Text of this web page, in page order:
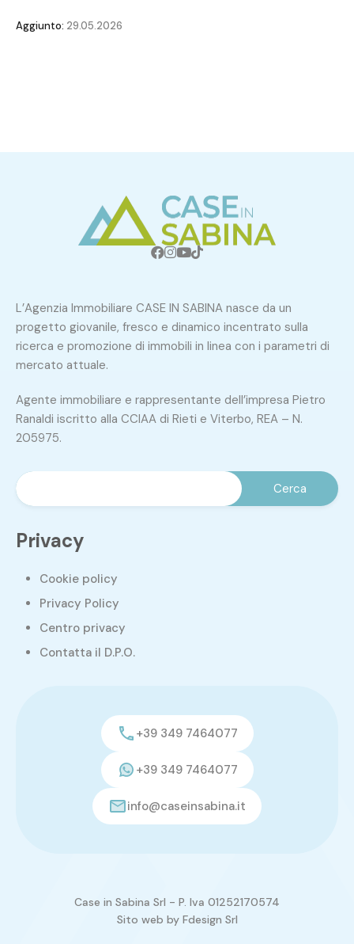
Aggiunto: 29.05.2026
L’Agenzia Immobiliare CASE IN SABINA nasce da un
progetto giovanile, fresco e dinamico incentrato sulla
ricerca e promozione di immobili in linea con i parametri di
mercato attuale.
Agente immobiliare e rappresentante dell’impresa Pietro
Ranaldi iscritto alla CCIAA di Rieti e Viterbo, REA – N.
205975.
Privacy
Cookie policy
Privacy Policy
Centro privacy
Contatta il D.P.O.
+39 349 7464077
+39 349 7464077
info@caseinsabina.it
Case in Sabina Srl - P. Iva 01252170574
Sito web by Fdesign Srl